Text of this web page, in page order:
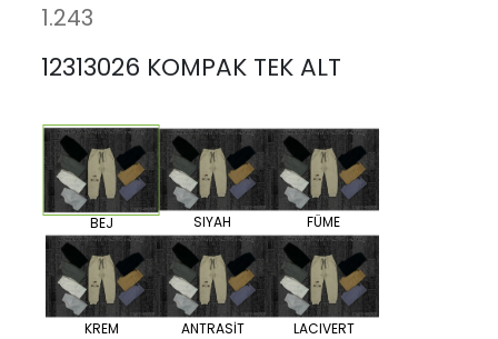
1.243
12313026 KOMPAK TEK ALT
BEJ SIYAH FÜME
KREM ANTRASİT LACIVERT